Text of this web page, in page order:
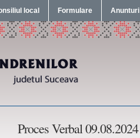
local Formulare Anunturi
Proces Verbal 09.08.2024